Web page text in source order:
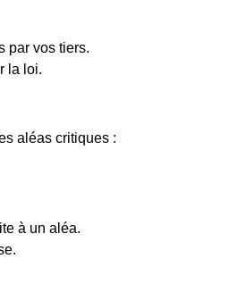
par vos tiers.
la loi.
aléas critiques :
à un aléa.